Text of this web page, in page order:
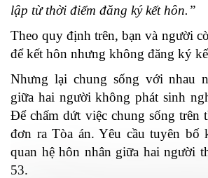
lập từ thời điểm đăng ký kết hôn.”
Theo quy định trên, bạn và người
để kết hôn nhưng không đăng ký
Nhưng lại chung sống với nhau
giữa hai người không phát sinh
Để chấm dứt việc chung sống trên
đơn ra Tòa án. Yêu cầu tuyên bố
quan hệ hôn nhân giữa hai người
53.